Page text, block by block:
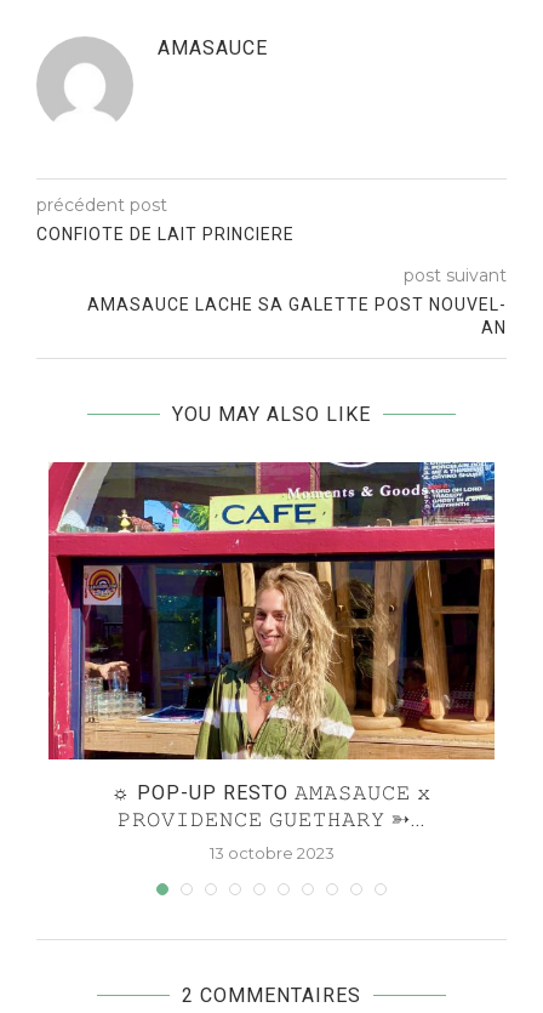
AMASAUCE
précédent post
CONFIOTE DE LAIT PRINCIERE
post suivant
AMASAUCE LACHE SA GALETTE POST NOUVEL-
AN
YOU MAY ALSO LIKE
☼ POP-UP RESTO 𝙰𝙼𝙰𝚂𝙰𝚄𝙲𝙴 𝚡
𝙿𝚁𝙾𝚅𝙸𝙳𝙴𝙽𝙲𝙴 𝙶𝚄𝙴𝚃𝙷𝙰𝚁𝚈 ➳...
13 octobre 2023
2 COMMENTAIRES